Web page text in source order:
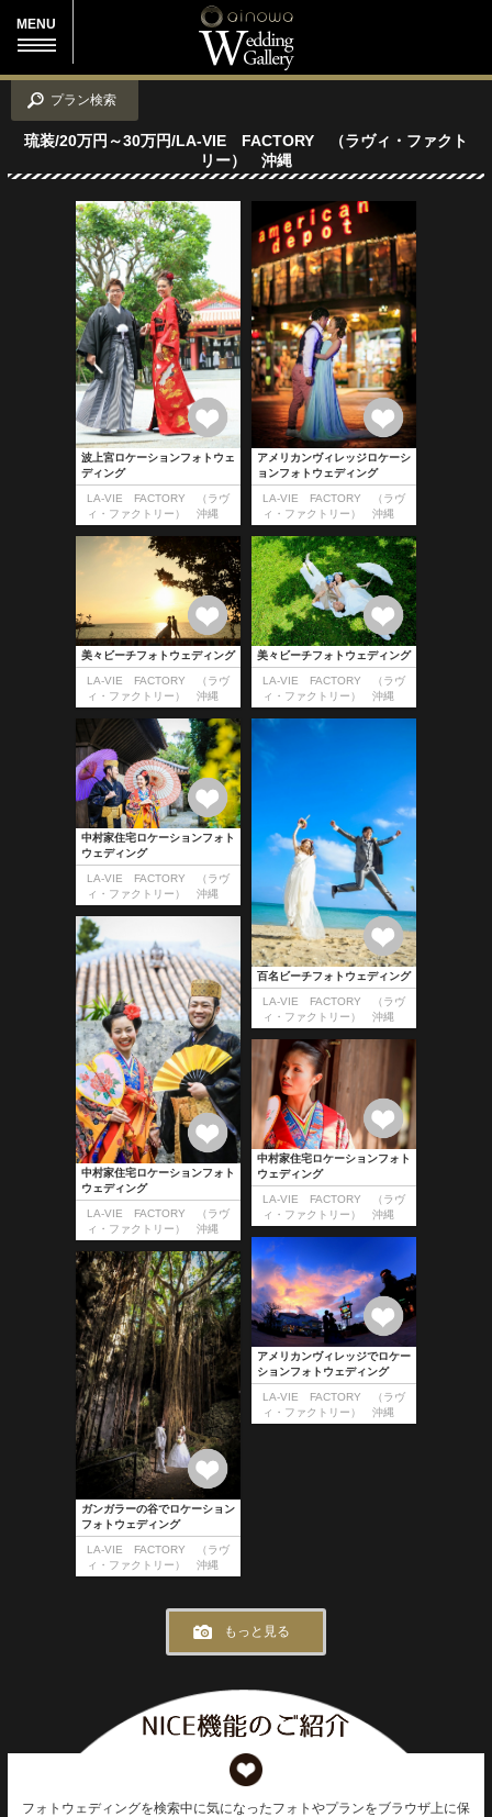
MENU
プラン検索
琉装/20万円～30万円/LA-VIE FACTORY （ラヴィ・ファクト
リー） 沖縄
波上宮ロケーションフォトウェ
ディング
LA-VIE FACTORY （ラヴ
ィ・ファクトリー） 沖縄
アメリカンヴィレッジロケーシ
ョンフォトウェディング
LA-VIE FACTORY （ラヴ
ィ・ファクトリー） 沖縄
美々ビーチフォトウェディング
LA-VIE FACTORY （ラヴ
ィ・ファクトリー） 沖縄
美々ビーチフォトウェディング
LA-VIE FACTORY （ラヴ
ィ・ファクトリー） 沖縄
中村家住宅ロケーションフォト
ウェディング
LA-VIE FACTORY （ラヴ
ィ・ファクトリー） 沖縄
百名ビーチフォトウェディング
LA-VIE FACTORY （ラヴ
ィ・ファクトリー） 沖縄
中村家住宅ロケーションフォト
ウェディング
LA-VIE FACTORY （ラヴ
ィ・ファクトリー） 沖縄
中村家住宅ロケーションフォト
ウェディング
LA-VIE FACTORY （ラヴ
ィ・ファクトリー） 沖縄
アメリカンヴィレッジでロケー
ションフォトウェディング
LA-VIE FACTORY （ラヴ
ィ・ファクトリー） 沖縄
ガンガラーの谷でロケーション
フォトウェディング
LA-VIE FACTORY （ラヴ
ィ・ファクトリー） 沖縄
もっと見る
フォトウェディングを検索中に気になったフォトやプランをブラウザ上に保